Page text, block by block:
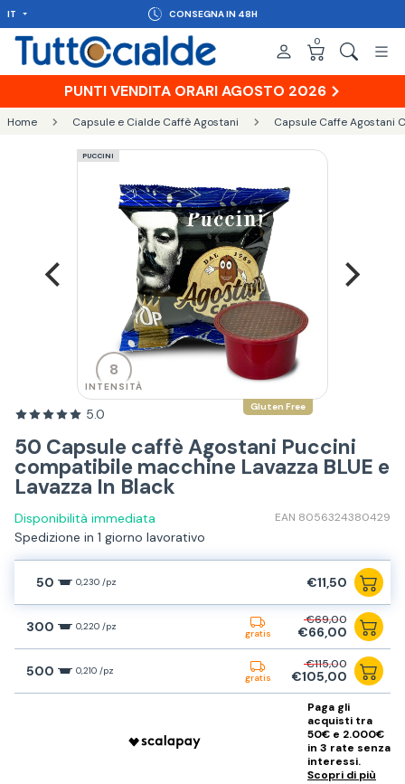
IT CONSEGNA IN 48H
0
PUNTI VENDITA ORARI AGOSTO 2026
Home Capsule e Cialde Caffè Agostani Capsule Caffe Agostani
PUCCINI
Gluten Free
8
INTENSITÀ
5.0
50 Capsule caffè Agostani Puccini
compatibile macchine Lavazza BLUE e
Lavazza In Black
Disponibilità immediata EAN 8056324380429
Spedizione in 1 giorno lavorativo
50 0,230 /pz €11,50
300 0,220 /pz
gratis
€69,00
€66,00
500 0,210 /pz
gratis
€115,00
€105,00
Paga gli
acquisti tra
50€ e 2.000€
in 3 rate senza
interessi.
Scopri di più